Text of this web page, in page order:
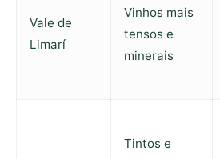
Vale de
Limarí
Vinhos mais
tensos e
minerais
Tintos e